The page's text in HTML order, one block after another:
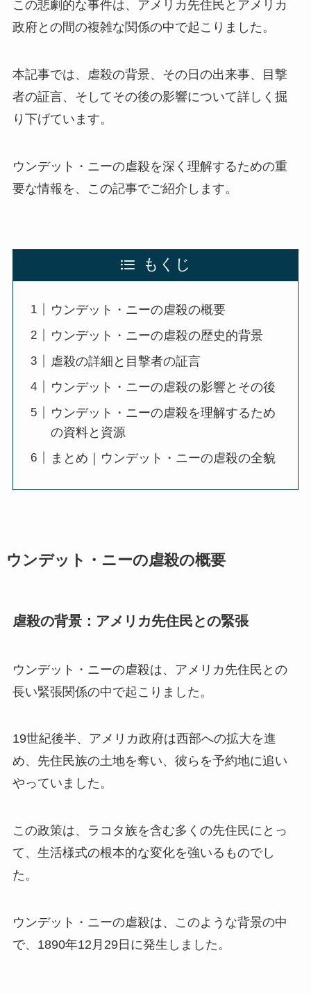
この悲劇的な事件は、アメリカ先住民とアメリカ
政府との間の複雑な関係の中で起こりました。
本記事では、虐殺の背景、その日の出来事、目撃
者の証言、そしてその後の影響について詳しく掘
り下げています。
ウンデット・ニーの虐殺を深く理解するための重
要な情報を、この記事でご紹介します。
もくじ
ウンデット・ニーの虐殺の概要
ウンデット・ニーの虐殺の歴史的背景
虐殺の詳細と目撃者の証言
ウンデット・ニーの虐殺の影響とその後
ウンデット・ニーの虐殺を理解するため
の資料と資源
まとめ｜ウンデット・ニーの虐殺の全貌
ウンデット・ニーの虐殺の概要
虐殺の背景：アメリカ先住民との緊張
ウンデット・ニーの虐殺は、アメリカ先住民との
長い緊張関係の中で起こりました。
19世紀後半、アメリカ政府は西部への拡大を進
め、先住民族の土地を奪い、彼らを予約地に追い
やっていました。
この政策は、ラコタ族を含む多くの先住民にとっ
て、生活様式の根本的な変化を強いるものでし
た。
ウンデット・ニーの虐殺は、このような背景の中
で、1890年12月29日に発生しました。